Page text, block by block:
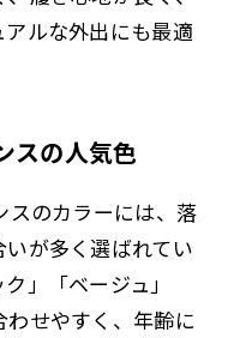
ルな外出にも最適
スの人気色
スのカラーには、落
が多く選ばれてい
」「ベージュ」
せやすく、年齢に